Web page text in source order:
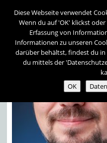
Diese Webseite verwendet
Wenn du auf 'OK' klickst
Erfassung von
Informationen zu unseren
darüber behältst, findest du
du mittels der
OK